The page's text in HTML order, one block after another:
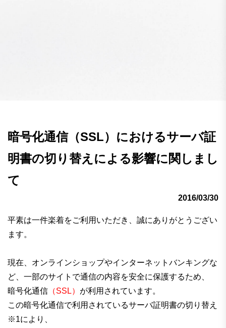
暗号化通信（SSL）におけるサーバ証
明書の切り替えによる影響に関しまし
て
2016/03/30
平素は一件楽着をご利用いただき、誠にありがとうござい
ます。
現在、オンラインショップやインターネットバンキングな
ど、一部のサイトで通信の内容を安全に保護するため、
暗号化通信 （SSL） が利用されています。
この暗号化通信で利用されているサーバ証明書の切り替え
※1により、